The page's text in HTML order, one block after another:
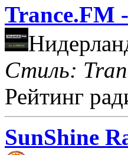
Trance.FM
Стиль:
Рейтинг
SunShine